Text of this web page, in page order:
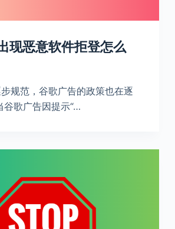
现恶意软件拒登怎么
规范，谷歌广告的政策也在逐
谷歌广告因提示“…